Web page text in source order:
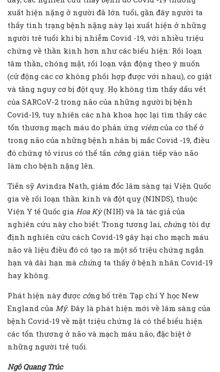
xuất hiện nặng ở người đã lớn tuổi, gần đây người ta
thấy tình trạng bệnh nặng này lại xuất hiện ở những
người trẻ tuổi khi bị nhiễm Covid -19, với nhiều triệu
chứng về thần kinh hơn như các biểu hiện: Rối loạn
tâm thần, chóng mặt, rối loạn vận động theo ý muốn
(cử động các cơ không phối hợp được với nhau), co giật
và tăng nguy cơ bị đột quỵ. Họ không tìm thấy dấu vết
của SARCoV-2 trong não của những người bị bệnh
Covid-19, tuy nhiên các nhà khoa học lại tìm thấy các
tổn thương mạch máu do phản ứng viêm của cơ thể ở
trong não của những bệnh nhân bị mắc Covid -19, điều
đó chứng tỏ virus có thể tấn công gián tiếp vào não
làm cho bệnh nặng lên.
Tiến sỹ Avindra Nath, giám đốc lâm sàng tại Viện Quốc
gia về rối loạn thần kinh và đột quỵ (NINDS), thuộc
Viện Y tế Quốc gia Hoa Kỳ(NIH) và là tác giả của
nghiên cứu này cho biết: Trong tương lai, chúng tôi dự
định nghiên cứu cách Covid-19 gây hại cho mạch máu
não và liệu điều đó có tạo ra một số triệu chứng ngắn
hạn và dài hạn mà chúng ta thấy ở bệnh nhân Covid-19
hay không.
Phát hiện này được công bố trên Tạp chí Y học New
England của Mỹ. Đây là phát hiện mới về lâm sàng của
bệnh Covid-19 về mặt triệu chứng là có thể biểu hiện
các tổn thương ở não và mạch máu não, đặc biệt ở
những người trẻ tuổi.
Ngô Quang Trúc